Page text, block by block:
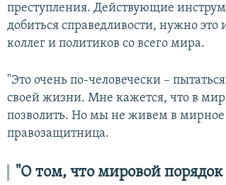
преступления. Действующие
добиться справедливости, нужно
коллег и политиков со всего мира.
"Это очень по-человечески –
своей жизни. Мне кажется, что в
позволить. Но мы не живем в мирное
правозащитница.
"О том, что мировой порядок